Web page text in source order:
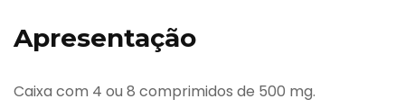
Apresentação
Caixa com 4 ou 8 comprimidos de 500 mg.